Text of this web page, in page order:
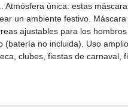
única: estas
un ambiente festivo.
ajustables para los
no incluida). Uso
clubes, fiestas de carnaval,